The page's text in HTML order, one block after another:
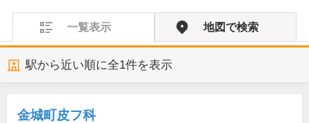
一覧表示 地図で検索
駅から近い順に全1件を表示
金城町皮フ科